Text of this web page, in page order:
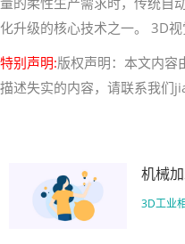
化升级的核心技术之一。 3D
特别声明:版权声明：本文内容
描述失实的内容，请联系我们
机械
3D工业